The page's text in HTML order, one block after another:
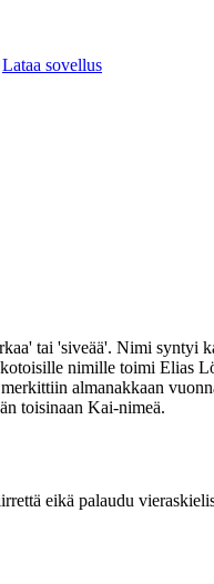
Lataa sovellus
tai 'siveää'. Nimi
nimille toimi Elias
almanakkaan
toisinaan Kai-nimeä.
eikä palaudu